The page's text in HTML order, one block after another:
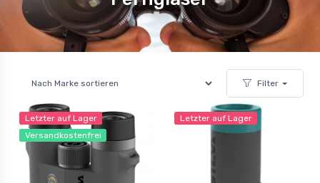
Filter
Letzter auf Lager
Versandkostenfrei
Letzter auf Lager